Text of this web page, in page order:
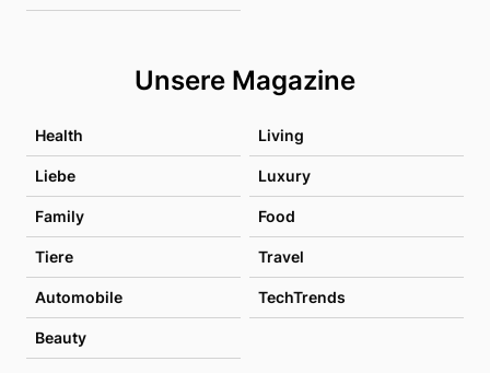
Unsere Magazine
Health Living
Liebe Luxury
Family Food
Tiere Travel
Automobile TechTrends
Beauty